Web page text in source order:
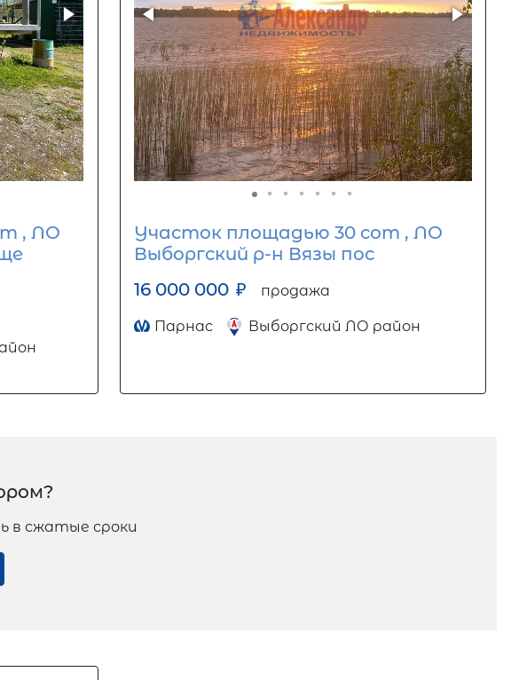
, ЛО
Участок площадью 30 сот , ЛО
Выборгский р-н Вязы пос
16 000 000 ₽ продажа
Парнас Выборгский ЛО район
в сжатые сроки